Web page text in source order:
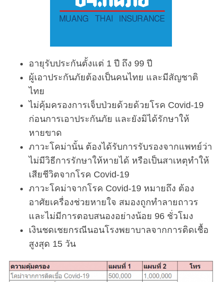
อายุรับประกันตั้งแต่ 1 ปี ถึง 99 ปี
ผู้เอาประกันภัยต้องเป็นคนไทย และมีสัญชาติ
ไทย
ไม่คุ้มครองการเจ็บป่วยด้วยด้วยโรค Covid-19
ก่อนการเอาประกันภัย และยังมิได้รักษาให้
หายขาด
ภาวะโคม่านั้น ต้องได้รับการรับรองจากแพทย์ว่า
ไม่มีวิธีการรักษาให้หายได้ หรือเป็นสาเหตุทำให้
เสียชีวิตจากโรค Covid-19
ภาวะโคม่าจากโรค Covid-19 หมายถึง ต้อง
อาศัยเครื่องช่วยหายใจ สมองถูกทำลายถาวร
และไม่มีการตอบสนองอย่างน้อย 96 ชั่วโมง
เงินชดเชยกรณีนอนโรงพยาบาลจากการติดเชื้อ
สูงสุด 15 วัน